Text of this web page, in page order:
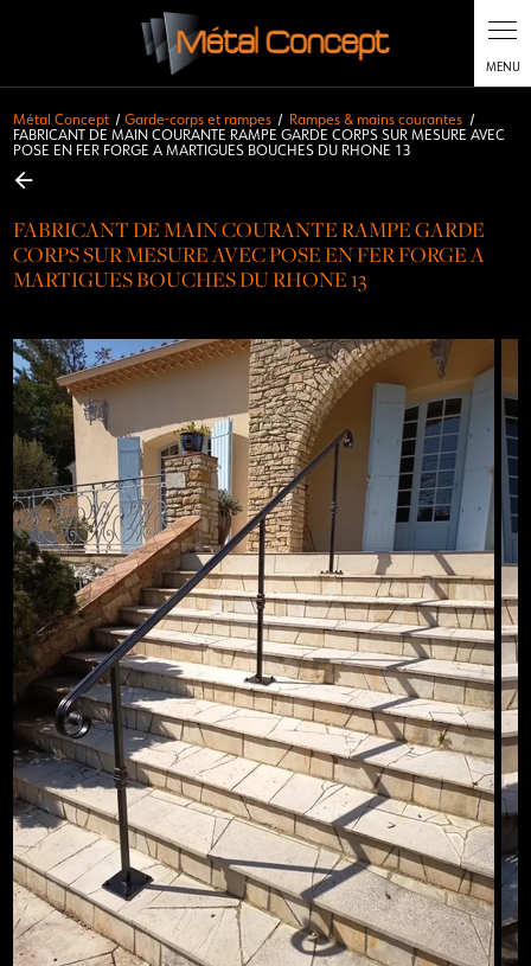
Métal Concept Garde-corps et rampes
Rampes & mains courantes
FABRICANT DE MAIN COURANTE RAMPE GARDE CORPS SUR MESURE AVEC
POSE EN FER FORGE A MARTIGUES BOUCHES DU RHONE 13
FABRICANT DE MAIN COURANTE RAMPE GARDE
CORPS SUR MESURE AVEC POSE EN FER FORGE A
MARTIGUES BOUCHES DU RHONE 13